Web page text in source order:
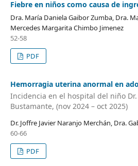
Fiebre en niños como causa de
Dra. María Daniela Gaibor Zumba, Dra.
Mercedes Margarita Chimbo Jimenez
52-58
PDF
Hemorragia uterina anormal en
Incidencia en el hospital del niño Dr.
Bustamante, (nov 2024 – oct 2025)
Dr. Joffre Javier Naranjo Merchán, Dra.
60-66
PDF